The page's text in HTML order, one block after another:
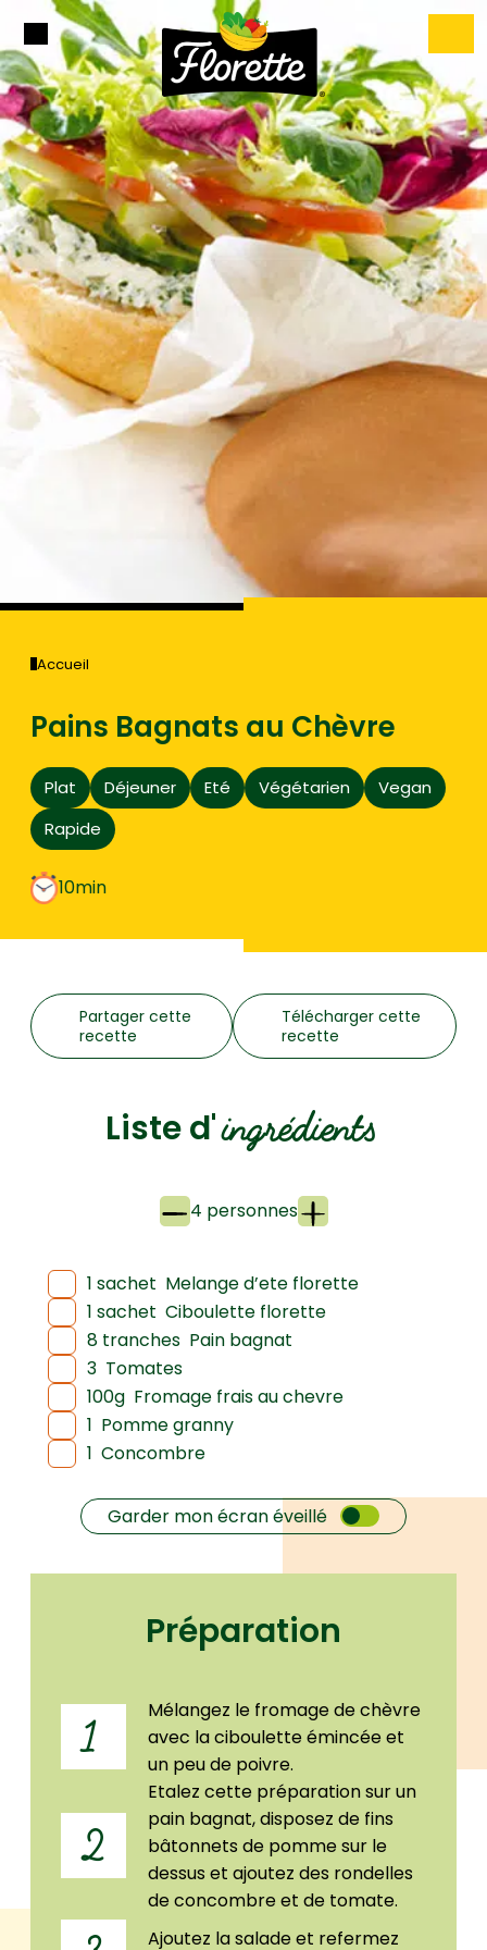
Accueil
Pains Bagnats au Chèvre
Plat Déjeuner Eté Végétarien
Vegan
Rapide
10min
Partager cette
recette
Télécharger cette
recette
Liste d'ingrédients
4 personnes
1 sachet Melange d’ete florette
1 sachet Ciboulette florette
8 tranches Pain bagnat
3 Tomates
100g Fromage frais au chevre
1 Pomme granny
1 Concombre
Garder mon écran éveillé
Préparation
1
Mélangez le fromage de chèvre
avec la ciboulette émincée et
un peu de poivre.
2
Etalez cette préparation sur un
pain bagnat, disposez de fins
bâtonnets de pomme sur le
dessus et ajoutez des rondelles
de concombre et de tomate.
Ajoutez la salade et refermez